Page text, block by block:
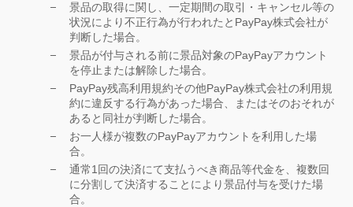
景品の取得に関し、一定期間の取引・キャンセル等の
状況により不正行為が行われたとPayPay株式会社が
判断した場合。
景品が付与される前に景品対象のPayPayアカウント
を停止または解除した場合。
PayPay残高利用規約その他PayPay株式会社の利用規
約に違反する行為があった場合、またはそのおそれが
あると同社が判断した場合。
お一人様が複数のPayPayアカウントを利用した場
合。
通常1回の決済にて支払うべき商品等代金を、複数回
に分割して決済することにより景品付与を受けた場
合。